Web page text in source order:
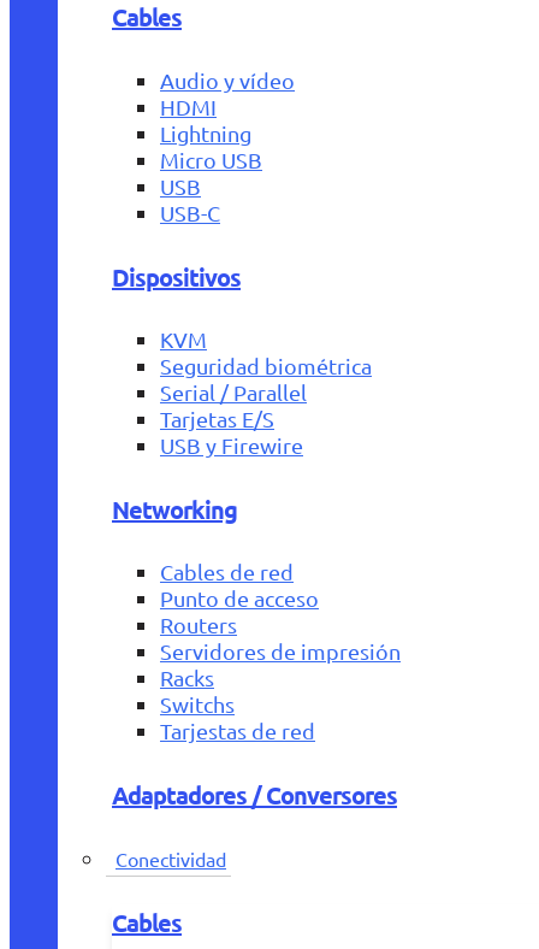
Cables
Audio y vídeo
HDMI
Lightning
Micro USB
USB
USB-C
Dispositivos
KVM
Seguridad biométrica
Serial / Parallel
Tarjetas E/S
USB y Firewire
Networking
Cables de red
Punto de acceso
Routers
Servidores de impresión
Racks
Switchs
Tarjestas de red
Adaptadores / Conversores
Conectividad
Cables